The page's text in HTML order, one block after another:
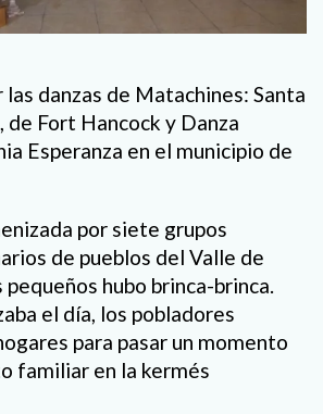
danzas de Matachines: Santa
de Fort Hancock y Danza
Esperanza en el municipio de
por siete grupos
de pueblos del Valle de
pequeños hubo brinca-brinca.
el día, los pobladores
para pasar un momento
familiar en la kermés